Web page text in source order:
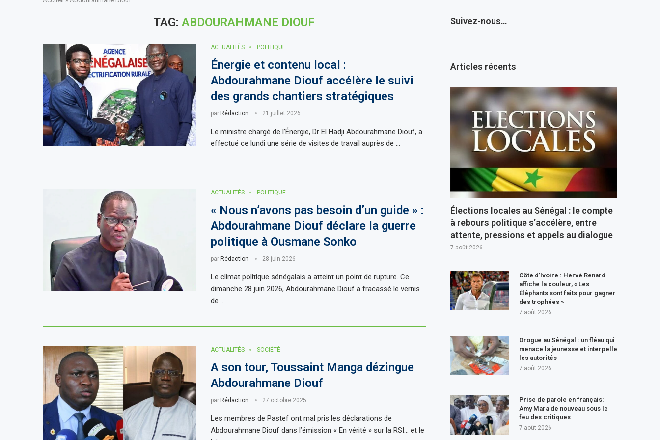
TAG:ABDOURAHMANE DIOUF
ACTUALITÈS POLITIQUE
Énergie et contenu local :
Abdourahmane Diouf accélère le suivi
des grands chantiers stratégiques
par Rédaction 21 juillet 2026
Le ministre chargé de l’Énergie, Dr El Hadji Abdourahmane Diouf, a
effectué ce lundi une série de visites de travail auprès de …
ACTUALITÈS POLITIQUE
« Nous n’avons pas besoin d’un guide » :
Abdourahmane Diouf déclare la guerre
politique à Ousmane Sonko
par Rédaction 28 juin 2026
Le climat politique sénégalais a atteint un point de rupture. Ce
dimanche 28 juin 2026, Abdourahmane Diouf a fracassé le vernis
de …
ACTUALITÈS SOCIÉTÉ
A son tour, Toussaint Manga dézingue
Abdourahmane Diouf
par Rédaction 27 octobre 2025
Les membres de Pastef ont mal pris les déclarations de
Abdourahmane Diouf dans l’émission « En vérité » sur la RSI… et le
Suivez-nous…
Articles récents
Élections locales au Sénégal : le compte
à rebours politique s’accélère, entre
attente, pressions et appels au dialogue
7 août 2026
Côte d’Ivoire : Hervé Renard
affiche la couleur, « Les
Éléphants sont faits pour gagner
des trophées »
7 août 2026
Drogue au Sénégal : un fléau qui
menace la jeunesse et interpelle
les autorités
7 août 2026
Prise de parole en français:
Amy Mara de nouveau sous le
feu des critiques
7 août 2026